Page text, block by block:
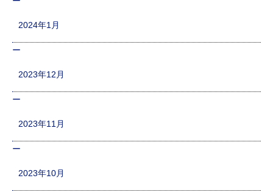
2024年1月
2023年12月
2023年11月
2023年10月